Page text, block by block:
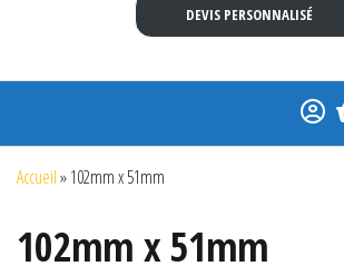
DEVIS PERSONNALISÉ
Accueil»102mm x 51mm
102mm x 51mm